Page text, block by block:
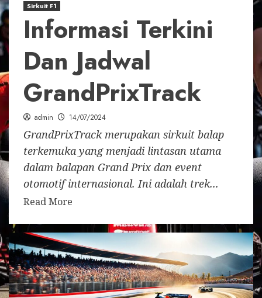
Sirkuit F1
Informasi Terkini
Dan Jadwal
GrandPrixTrack
admin 14/07/2024
GrandPrixTrack merupakan sirkuit balap
terkemuka yang menjadi lintasan utama
dalam balapan Grand Prix dan event
otomotif internasional. Ini adalah trek...
Read More